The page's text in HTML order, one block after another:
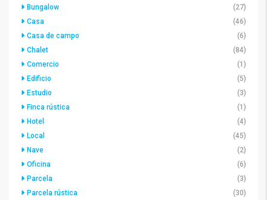
Bungalow
(27)
Casa
(46)
Casa de campo
(6)
Chalet
(84)
Comercio
(1)
Edificio
(5)
Estudio
(3)
Finca rústica
(1)
Hotel
(4)
Local
(45)
Nave
(2)
Oficina
(6)
Parcela
(3)
Parcela rústica
(30)